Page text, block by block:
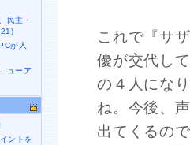
これで『サ
優が交代し
の４人にな
ね。今後、
出てくるの
民主・
が人
ューア
ントを